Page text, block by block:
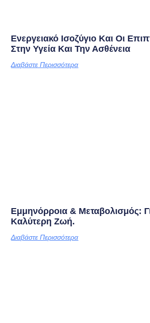
Ενεργειακό Ισοζύγιο Και Οι
Στην Υγεία Και Την Ασθένεια
Διαβάστε Περισσότερα
Εμμηνόρροια & Μεταβολισμός:
Καλύτερη Ζωή.
Διαβάστε Περισσότερα